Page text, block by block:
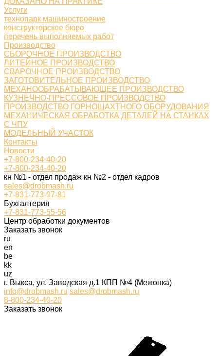
Услуги
технопарк машиностроение
конструкторское бюро
перечень выполняемых работ
Производство
СБОРОЧНОЕ ПРОИЗВОДСТВО
ЛИТЕЙНОЕ ПРОИЗВОДСТВО
СВАРОЧНОЕ ПРОИЗВОДСТВО
ЗАГОТОВИТЕЛЬНОЕ ПРОИЗВОДСТВО
МЕХАНООБРАБАТЫВАЮЩЕЕ ПРОИЗВОДСТВО
КУЗНЕЧНО-ПРЕССОВОЕ ПРОИЗВОДСТВО
ПРОИЗВОДСТВО ГОРНОШАХТНОГО ОБОРУДОВАНИЯ
МЕХАНИЧЕСКАЯ ОБРАБОТКА ДЕТАЛЕЙ НА СТАНКАХ
С ЧПУ
МОДЕЛЬНЫЙ УЧАСТОК
Контакты
Новости
+7-800-234-40-20
+7-800-234-40-20
кн №1 - отдел продаж кн №2 - отдел кадров
sales@drobmash.ru
+7-831-773-07-81
Бухгалтерия
+7-831-773-55-56
Центр обработки документов
Заказать звонок
ru
en
be
kk
uz
г. Выкса, ул. Заводская д.1 КПП №4 (Межонка)
info@drobmash.ru sales@drobmash.ru
8-800-234-40-20
Заказать звонок